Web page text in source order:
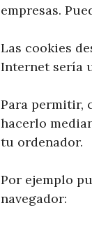
empresas.
Las cookies
Internet sería
Para permitir,
hacerlo
tu ordenador.
Por ejemplo
navegador: